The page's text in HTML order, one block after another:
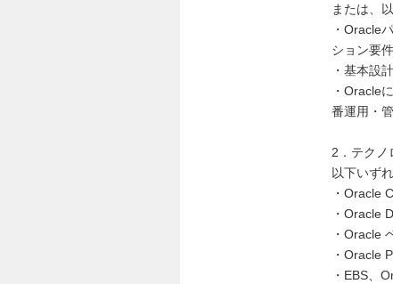
または、
・Oracle
ション要
・基本設
・Oracle
番運用・
2．テクノ
以下いず
・Oracle
・Oracle
・Oracle
・Oracle
・EBS、